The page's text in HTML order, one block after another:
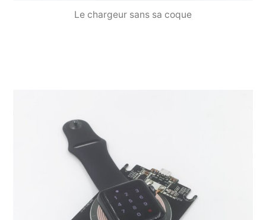
Le chargeur sans sa coque